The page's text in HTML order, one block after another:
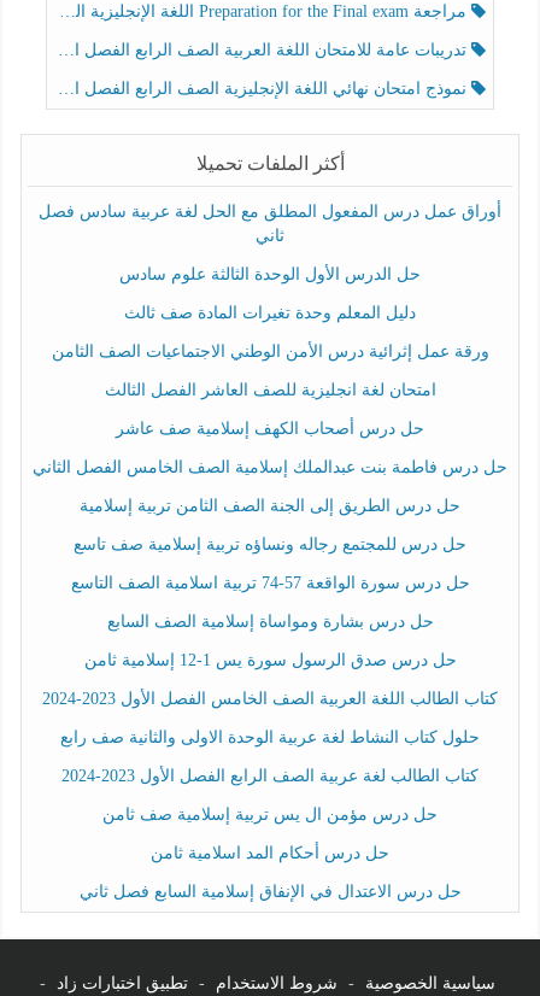
مراجعة Preparation for the Final exam اللغة الإنجليزية الصف الرابع الفصل الثالث
تدريبات عامة للامتحان اللغة العربية الصف الرابع الفصل الثالث
نموذج امتحان نهائي اللغة الإنجليزية الصف الرابع الفصل الثالث
أكثر الملفات تحميلا
أوراق عمل درس المفعول المطلق مع الحل لغة عربية سادس فصل
ثاني
حل الدرس الأول الوحدة الثالثة علوم سادس
دليل المعلم وحدة تغيرات المادة صف ثالث
ورقة عمل إثرائية درس الأمن الوطني الاجتماعيات الصف الثامن
امتحان لغة انجليزية للصف العاشر الفصل الثالث
حل درس أصحاب الكهف إسلامية صف عاشر
حل درس فاطمة بنت عبدالملك إسلامية الصف الخامس الفصل الثاني
حل درس الطريق إلى الجنة الصف الثامن تربية إسلامية
حل درس للمجتمع رجاله ونساؤه تربية إسلامية صف تاسع
حل درس سورة الواقعة 57-74 تربية اسلامية الصف التاسع
حل درس بشارة ومواساة إسلامية الصف السابع
حل درس صدق الرسول سورة يس 1-12 إسلامية ثامن
كتاب الطالب اللغة العربية الصف الخامس الفصل الأول 2023-2024
حلول كتاب النشاط لغة عربية الوحدة الاولى والثانية صف رابع
كتاب الطالب لغة عربية الصف الرابع الفصل الأول 2023-2024
حل درس مؤمن ال يس تربية إسلامية صف ثامن
حل درس أحكام المد اسلامية ثامن
حل درس الاعتدال في الإنفاق إسلامية السابع فصل ثاني
سياسية الخصوصية - شروط الاستخدام - تطبيق اختبارات زاد -